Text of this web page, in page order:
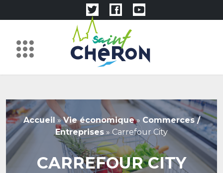
Accueil »Vie économique» Commerces /
Entreprises »Carrefour City
CARREFOUR CITY